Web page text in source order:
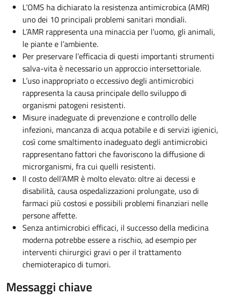
L’OMS ha dichiarato la resistenza antimicrobica (AMR)
uno dei 10 principali problemi sanitari mondiali.
L’AMR rappresenta una minaccia per l’uomo, gli animali,
le piante e l’ambiente.
Per preservare l’efficacia di questi importanti strumenti
salva-vita è necessario un approccio intersettoriale.
L’uso inappropriato o eccessivo degli antimicrobici
rappresenta la causa principale dello sviluppo di
organismi patogeni resistenti.
Misure inadeguate di prevenzione e controllo delle
infezioni, mancanza di acqua potabile e di servizi igienici,
così come smaltimento inadeguato degli antimicrobici
rappresentano fattori che favoriscono la diffusione di
microrganismi, fra cui quelli resistenti.
Il costo dell’AMR è molto elevato: oltre ai decessi e
disabilità, causa ospedalizzazioni prolungate, uso di
farmaci più costosi e possibili problemi finanziari nelle
persone affette.
Senza antimicrobici efficaci, il successo della medicina
moderna potrebbe essere a rischio, ad esempio per
interventi chirurgici gravi o per il trattamento
chemioterapico di tumori.
Messaggi chiave